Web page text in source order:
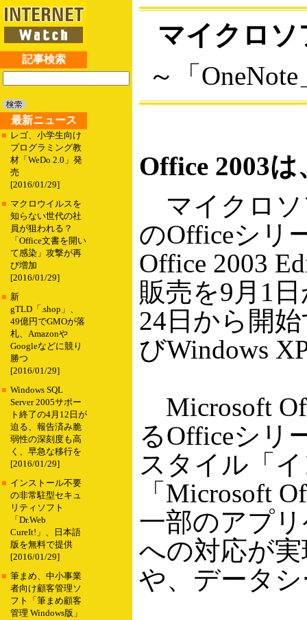
記事検索
最新ニュース
■ レゴ、小学生向け
プログラミング教
材「WeDo 2.0」発
売
[2016/01/29]
■ マクロウイルスを
知らない世代の社
員が狙われる？
「Office文書を開い
て感染」攻撃が再
び増加
[2016/01/29]
■ 新
gTLD「.shop」、
49億円でGMOが落
札、Amazonや
Googleなどに競り
勝つ
[2016/01/29]
■ Windows SQL
Server 2005サポー
ト終了の4月12日が
迫る、報告済み脆
弱性の深刻度も高
く、早急な移行を
[2016/01/29]
■ インストール不要
の非常駐型セキュ
リティソフト
「Dr.Web
CureIt!」、日本語
版を無料で提供
[2016/01/29]
■ 筆まめ、中小事業
者向け顧客管理ソ
フト「筆まめ顧客
管理 Windows版」
マイクロソ
～「
Office 2003
マイクロソ
のOfficeシリ
Office 2003
販売を9月1
24日から開始
びWindows
Microsoft
るOfficeシリ
スタイル「
「Microsoft
一部のアプ
への対応が
や、データ